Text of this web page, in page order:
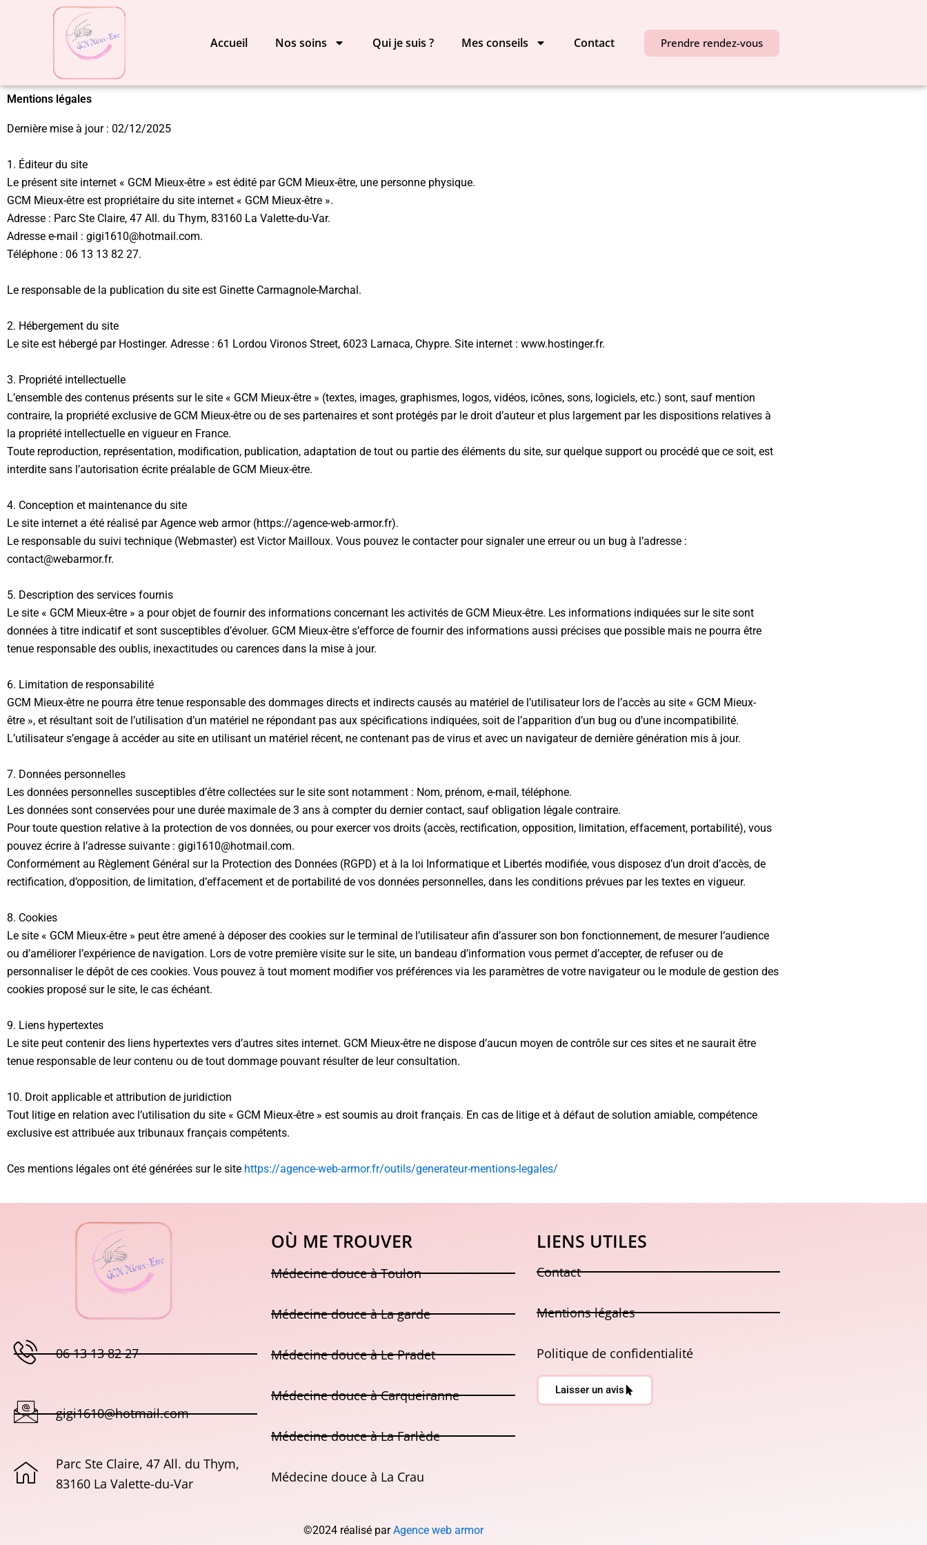
Accueil Nos soins Qui je suis ? Mes conseils Contact Prendre rendez-vous
Mentions légales
Dernière mise à jour : 02/12/2025
1. Éditeur du site
Le présent site internet « GCM Mieux-être » est édité par GCM Mieux-être, une personne physique.
GCM Mieux-être est propriétaire du site internet « GCM Mieux-être ».
Adresse : Parc Ste Claire, 47 All. du Thym, 83160 La Valette-du-Var.
Adresse e-mail : gigi1610@hotmail.com.
Téléphone : 06 13 13 82 27.
Le responsable de la publication du site est Ginette Carmagnole-Marchal.
2. Hébergement du site
Le site est hébergé par Hostinger. Adresse : 61 Lordou Vironos Street, 6023 Larnaca, Chypre. Site internet : www.hostinger.fr.
3. Propriété intellectuelle
L’ensemble des contenus présents sur le site « GCM Mieux-être » (textes, images, graphismes, logos, vidéos, icônes, sons, logiciels, etc.) sont, sauf mention
contraire, la propriété exclusive de GCM Mieux-être ou de ses partenaires et sont protégés par le droit d’auteur et plus largement par les dispositions relatives à
la propriété intellectuelle en vigueur en France.
Toute reproduction, représentation, modification, publication, adaptation de tout ou partie des éléments du site, sur quelque support ou procédé que ce soit, est
interdite sans l’autorisation écrite préalable de GCM Mieux-être.
4. Conception et maintenance du site
Le site internet a été réalisé par Agence web armor (https://agence-web-armor.fr).
Le responsable du suivi technique (Webmaster) est Victor Mailloux. Vous pouvez le contacter pour signaler une erreur ou un bug à l’adresse :
contact@webarmor.fr.
5. Description des services fournis
Le site « GCM Mieux-être » a pour objet de fournir des informations concernant les activités de GCM Mieux-être. Les informations indiquées sur le site sont
données à titre indicatif et sont susceptibles d’évoluer. GCM Mieux-être s’efforce de fournir des informations aussi précises que possible mais ne pourra être
tenue responsable des oublis, inexactitudes ou carences dans la mise à jour.
6. Limitation de responsabilité
GCM Mieux-être ne pourra être tenue responsable des dommages directs et indirects causés au matériel de l’utilisateur lors de l’accès au site « GCM Mieux-
être », et résultant soit de l’utilisation d’un matériel ne répondant pas aux spécifications indiquées, soit de l’apparition d’un bug ou d’une incompatibilité.
L’utilisateur s’engage à accéder au site en utilisant un matériel récent, ne contenant pas de virus et avec un navigateur de dernière génération mis à jour.
7. Données personnelles
Les données personnelles susceptibles d’être collectées sur le site sont notamment : Nom, prénom, e-mail, téléphone.
Les données sont conservées pour une durée maximale de 3 ans à compter du dernier contact, sauf obligation légale contraire.
Pour toute question relative à la protection de vos données, ou pour exercer vos droits (accès, rectification, opposition, limitation, effacement, portabilité), vous
pouvez écrire à l’adresse suivante : gigi1610@hotmail.com.
Conformément au Règlement Général sur la Protection des Données (RGPD) et à la loi Informatique et Libertés modifiée, vous disposez d’un droit d’accès, de
rectification, d’opposition, de limitation, d’effacement et de portabilité de vos données personnelles, dans les conditions prévues par les textes en vigueur.
8. Cookies
Le site « GCM Mieux-être » peut être amené à déposer des cookies sur le terminal de l’utilisateur afin d’assurer son bon fonctionnement, de mesurer l’audience
ou d’améliorer l’expérience de navigation. Lors de votre première visite sur le site, un bandeau d’information vous permet d’accepter, de refuser ou de
personnaliser le dépôt de ces cookies. Vous pouvez à tout moment modifier vos préférences via les paramètres de votre navigateur ou le module de gestion des
cookies proposé sur le site, le cas échéant.
9. Liens hypertextes
Le site peut contenir des liens hypertextes vers d’autres sites internet. GCM Mieux-être ne dispose d’aucun moyen de contrôle sur ces sites et ne saurait être
tenue responsable de leur contenu ou de tout dommage pouvant résulter de leur consultation.
10. Droit applicable et attribution de juridiction
Tout litige en relation avec l’utilisation du site « GCM Mieux-être » est soumis au droit français. En cas de litige et à défaut de solution amiable, compétence
exclusive est attribuée aux tribunaux français compétents.
Ces mentions légales ont été générées sur le site https://agence-web-armor.fr/outils/generateur-mentions-legales/
06 13 13 82 27
gigi1610@hotmail.com
Parc Ste Claire, 47 All. du Thym,
83160 La Valette-du-Var
OÙ ME TROUVER
Médecine douce à Toulon
Médecine douce à La garde
Médecine douce à Le Pradet
Médecine douce à Carqueiranne
Médecine douce à La Farlède
Médecine douce à La Crau
LIENS UTILES
Contact
Mentions légales
Politique de confidentialité
Laisser un avis
©2024 réalisé parAgence web armor